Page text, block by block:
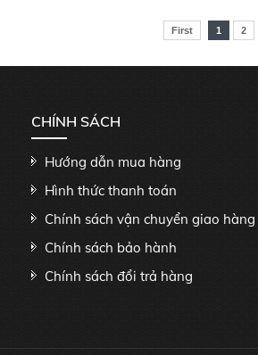
First 1 2
CHÍNH SÁCH
Hướng dẫn mua hàng
Hình thức thanh toán
Chính sách vận chuyển giao hàng
Chính sách bảo hành
Chính sách đổi trả hàng